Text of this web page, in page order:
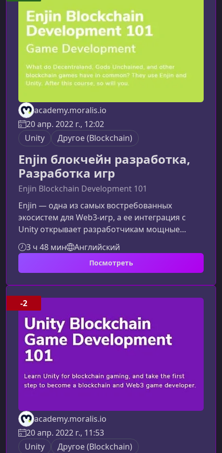
academy.moralis.io
20 апр. 2022 г., 12:02
Unity
Другоe (Blockchain)
Enjin блокчейн разработка,
Разработка игр
Enjin Blockchain Development 101
Enjin — одна из самых востребованных
экосистем для Web3‑игр, а ее интеграция с
Unity открывает разработчикам мощные
инструменты для создания игровых миров
нового поколения. В этом материале вы
узнаете, чему научитесь на курсе, какие
навыки получите и почему этот путь идеально
подходит тем, кто хочет стать
профессиональным разработчиком
блокчейн‑игр.О чем этот курсКурс посвящен
практической работе с Enjin, Unity и основами
Web3‑геймдева. Вы шаг
3 ч 48 мин Английский
Посмотреть
academy.moralis.io
20 апр. 2022 г., 11:53
Unity
Другоe (Blockchain)
-2